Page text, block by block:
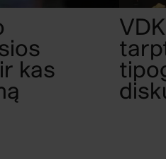
kas